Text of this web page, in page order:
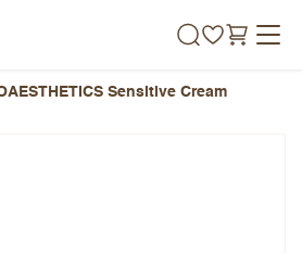
Sensitive Cream